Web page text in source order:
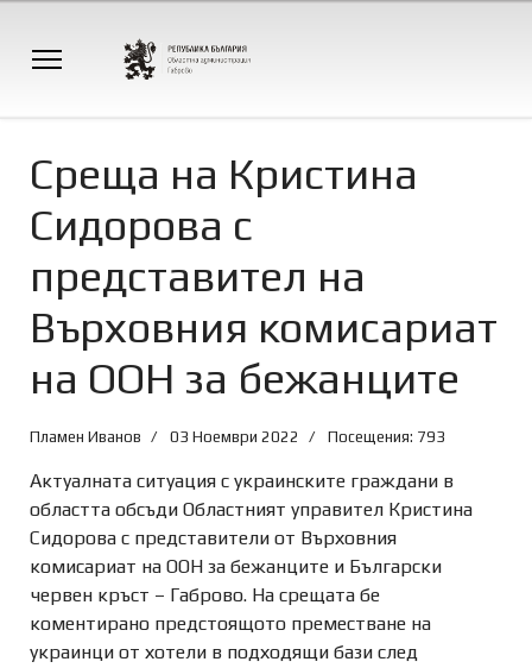
Среща на Кристина
Сидорова с
представител на
Върховния комисариат
на ООН за бежанците
Пламен Иванов 03 Ноември 2022 Посещения: 793
Aктуалната ситуация с украинските граждани в
областта обсъди Областният управител Кристина
Сидорова с представители от Върховния
комисариат на ООН за бежанците и Български
червен кръст – Габрово. На срещата бе
коментирано предстоящото преместване на
украинци от хотели в подходящи бази след